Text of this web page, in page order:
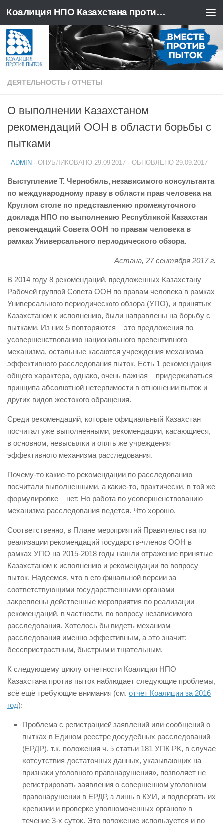
Перейти к содержимому Коалиция НПО Казахстана против пыток
ДЕЯТЕЛЬНОСТЬ / ОТЧЕТЫ
О выполнении Казахстаном
рекомендаций ООН в области борьбы с
пытками
- ADMIN · ОПУБЛИКОВАНО 29.09.2017 · ОБНОВЛЕНО 29.09.2017
Выступление Т. Чернобиль, независимого консультанта
по международному праву в области прав человека на
Круглом столе по представлению промежуточного
доклада НПО по выполнению Республикой Казахстан
рекомендаций Совета ООН по правам человека в
рамках Универсального периодического обзора.
Астана, 27 сентября 2017 г.
В 2014 году 8 рекомендаций, предложенных Казахстану
Рабочей группой Совета ООН по правам человека в рамках
Универсального периодического обзора (УПО), и принятых
Казахстаном к исполнению, были направлены на борьбу с
пытками. Из них 5 повторяются – это предложения по
усовершенствованию национального превентивного
механизма, остальные касаются учреждения механизма
эффективного расследования пыток. Есть 1 рекомендация
общего характера, однако, очень важная – придерживаться
принципа абсолютной нетерпимости в отношении пыток и
других видов жестокого обращения.
Среди рекомендаций, которые официальный Казахстан
посчитал уже выполненными, рекомендации, касающиеся,
в основном, невысылки и опять же учреждения
эффективного механизма расследования.
Почему-то какие-то рекомендации по расследованию
посчитали выполненными, а какие-то, практически, в той же
формулировке – нет. Но работа по усовершенствованию
механизма расследования ведется. Что хорошо.
Соответственно, в Плане мероприятий Правительства по
реализации рекомендаций государств-членов ООН в
рамках УПО на 2015-2018 годы нашли отражение принятые
Казахстаном к исполнению и рекомендации по вопросу
пыток. Надеемся, что в его финальной версии за
соответствующими государственными органами
закреплены действенные мероприятия по реализации
рекомендаций, в частности, по вопросу независимого
расследования. Хотелось бы видеть механизм
расследования именно эффективным, а это значит:
бесспристрастным, быстрым и тщательным.
К следующему циклу отчетности Коалиция НПО
Казахстана против пыток наблюдает следующие проблемы,
всё ещё требующие внимания (см. отчет Коалиции за 2016
год):
Проблема с регистрацией заявлений или сообщений о
пытках в Едином реестре досудебных расследований
(ЕРДР), т.к. положения ч. 5 статьи 181 УПК РК, в случае
«отсутствия достаточных данных, указывающих на
признаки уголовного правонарушения», позволяет не
регистрировать заявления о совершенном уголовном
правонарушении в ЕРДР, а лишь в КУИ, и подвергать их
«ревизии и проверке уполномоченных органов» в
течение 3-х суток. Это положение используется и по